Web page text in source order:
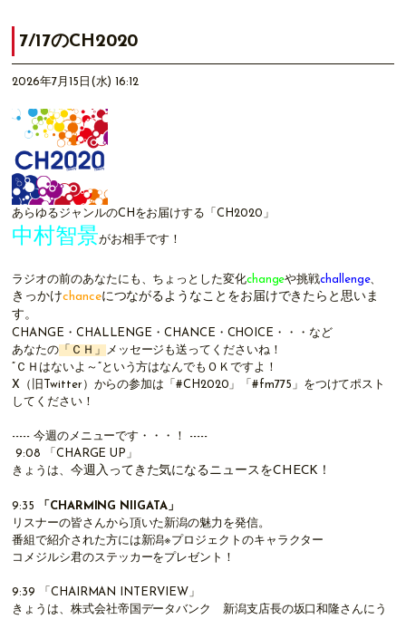
7/17のCH2020
2026年7月15日(水) 16:12
あらゆるジャンルのCHをお届けする「CH2020」
中村智景がお相手です！
ラジオの前のあなたにも、ちょっとした変化changeや挑戦challenge、
きっかけchanceにつながるようなことをお届けできたらと思いま
す。
CHANGE・CHALLENGE・CHANCE・CHOICE・・・など
あなたの 「ＣＨ」
メッセージも送ってくださいね！
”ＣＨはないよ～”という方はなんでもＯＫですよ！
X（旧
Twitter） からの参加は「#CH2020」「#fm775」をつけてポスト
してください！
----- 今週のメニューです・・・！ -----
9:08
「CHARGE UP」
きょうは、今週入ってきた気になるニュースをCHECK！
9:35 「 CHARMING NIIGATA」
リスナーの皆さんから頂いた新潟の魅力を発信。
番組で紹介された方には新潟※プロジェクトのキャラクター
コメジルシ君のステッカーをプレゼント！
9:39 「 CHAIRMAN INTERVIEW 」
きょうは、株式会社帝国データバンク 新潟支店長の坂口和隆さんにう